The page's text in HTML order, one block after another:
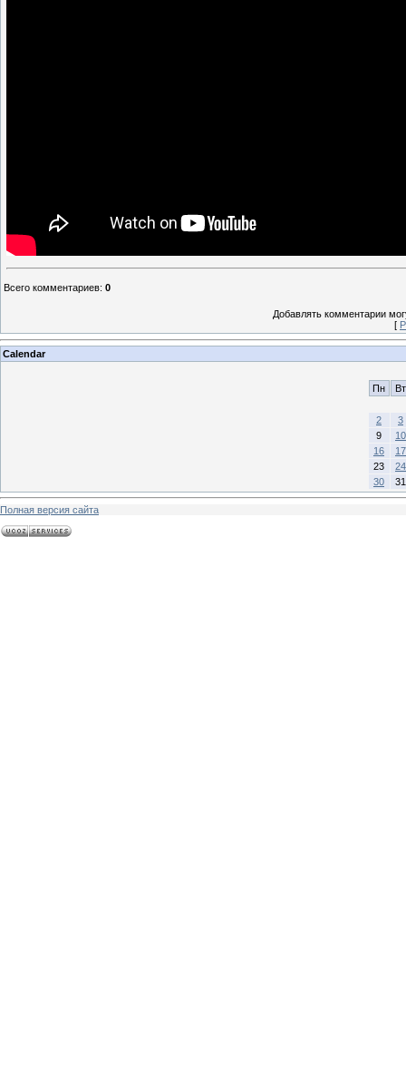
Всего комментариев: 0
Добавлять комментарии
[
Calendar
Пн Вт
2
3
9
10
16
17
23
24
30
31
Полная версия сайта